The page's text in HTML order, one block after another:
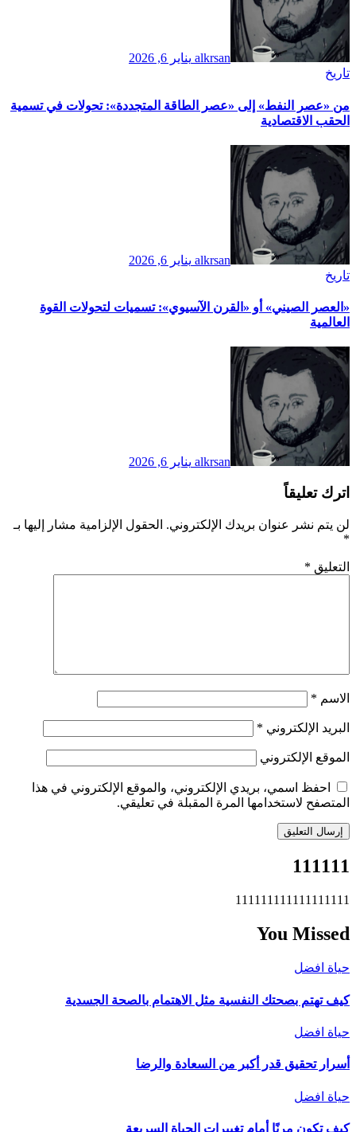
alkrsan يناير 6, 2026
تاريخ
​من «عصر النفط» إلى «عصر الطاقة المتجددة»: تحولات في تسمية
الحقب الاقتصادية
alkrsan يناير 6, 2026
تاريخ
​«العصر الصيني» أو «القرن الآسيوي»: تسميات لتحولات القوة
العالمية
alkrsan يناير 6, 2026
اترك تعليقاً
لن يتم نشر عنوان بريدك الإلكتروني. الحقول الإلزامية مشار إليها بـ
*
التعليق *
الاسم *
البريد الإلكتروني *
الموقع الإلكتروني
احفظ اسمي، بريدي الإلكتروني، والموقع الإلكتروني في هذا
المتصفح لاستخدامها المرة المقبلة في تعليقي.
111111
111111111111111111
You Missed
حياة افضل
كيف تهتم بصحتك النفسية مثل الاهتمام بالصحة الجسدية
حياة افضل
أسرار تحقيق قدر أكبر من السعادة والرضا
حياة افضل
كيف تكون مرنًا أمام تغييرات الحياة السريعة